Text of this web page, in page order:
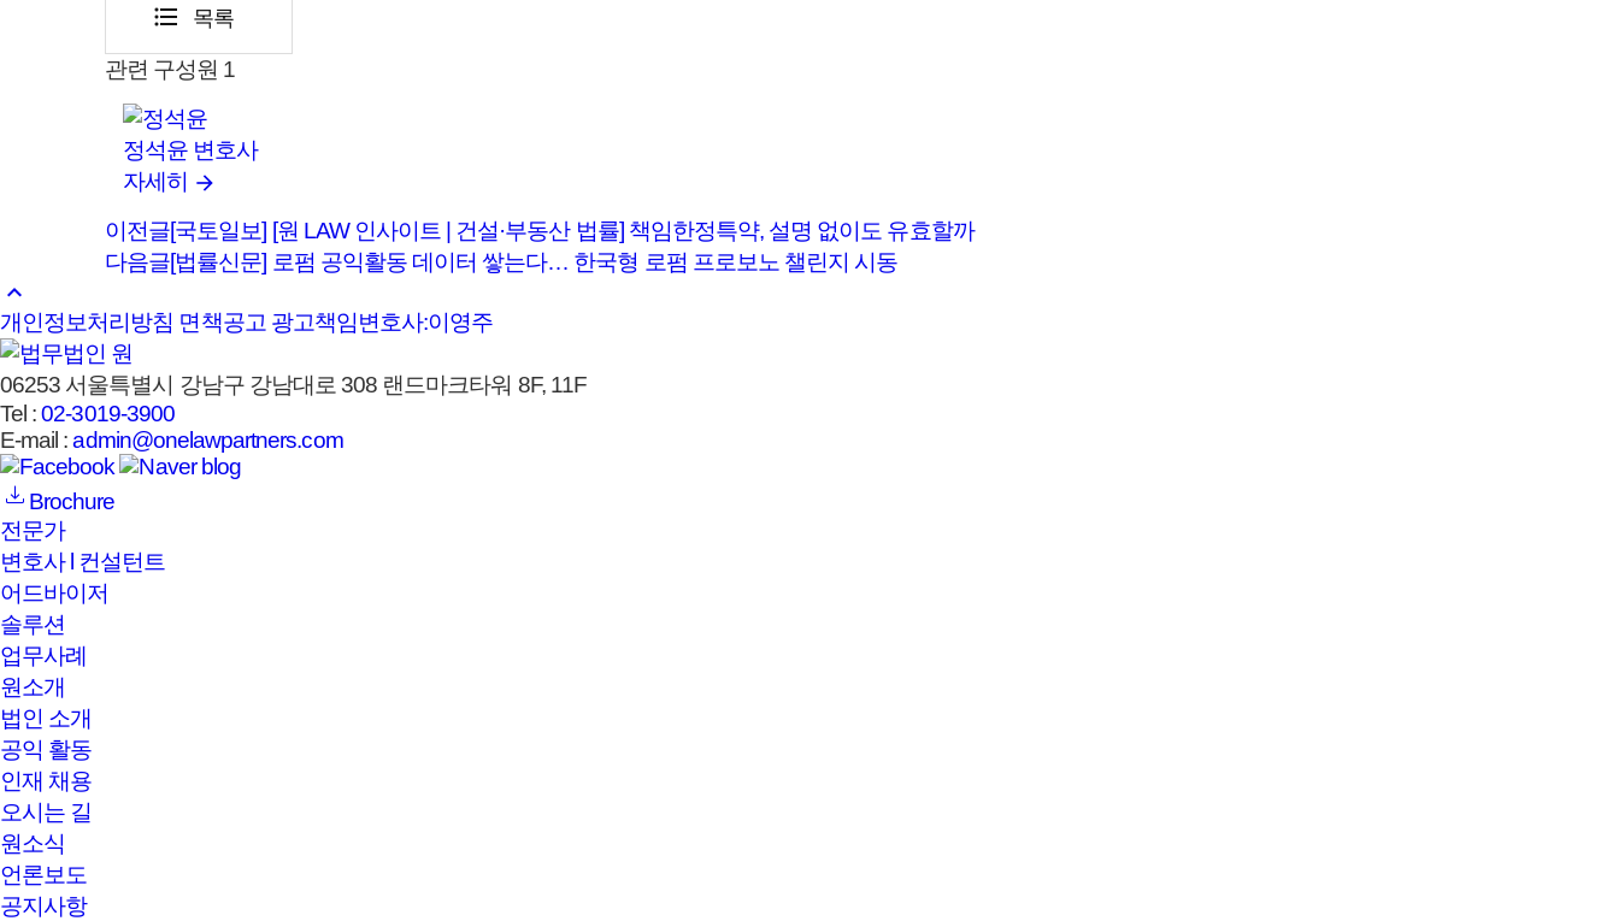
format_list_bulleted 목록
관련 구성원 1
정석윤 변호사
자세히
이전글[국토일보] [원 LAW 인사이트 | 건설·부동산 법률] 책임한정특약, 설명 없이도 유효할까
다음글[법률신문] 로펌 공익활동 데이터 쌓는다… 한국형 로펌 프로보노 챌린지 시동
keyboard_arrow_up
개인정보처리방침 면책공고 광고책임변호사:이영주
06253 서울특별시 강남구 강남대로 308 랜드마크타워 8F, 11F
Tel :02-3019-3900
E-mail :admin@onelawpartners.com
Brochure
전문가
변호사 l 컨설턴트
어드바이저
솔루션
업무사례
원소개
법인 소개
공익 활동
인재 채용
오시는 길
원소식
언론보도
공지사항